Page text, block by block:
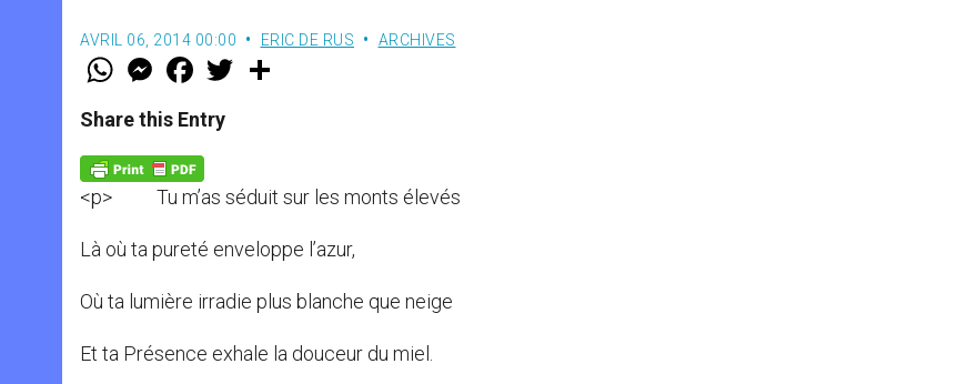
AVRIL 06, 2014 00:00 ERIC DE RUS ARCHIVES
W
t
s
p
p
M
e
s
e
g
e
r
F
a
e
b
k
w
Share this Entry
<p> Tu m’as séduit sur les monts élevés
Là où ta pureté enveloppe l’azur,
Où ta lumière irradie plus blanche que neige
Et ta Présence exhale la douceur du miel.